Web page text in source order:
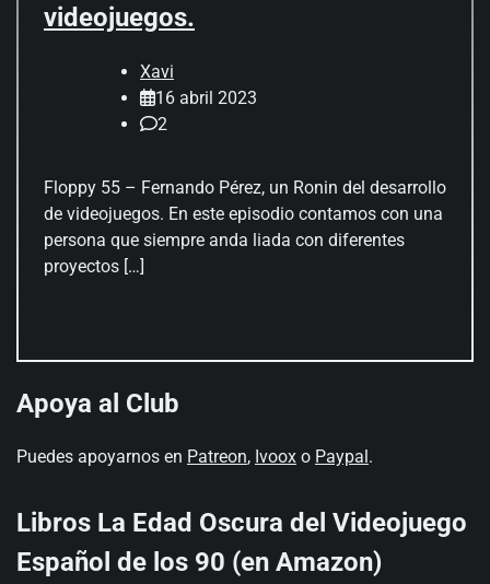
videojuegos.
Xavi
16 abril 2023
2
Floppy 55 – Fernando Pérez, un Ronin del desarrollo
de videojuegos. En este episodio contamos con una
persona que siempre anda liada con diferentes
proyectos […]
Apoya al Club
Puedes apoyarnos en Patreon, Ivoox o Paypal .
Libros La Edad Oscura del Videojuego
Español de los 90 (en Amazon)